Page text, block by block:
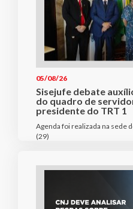
05/08/26
Sisejufe debate
do quadro de
presidente do TRT 1
Agenda foi realizada na sede
(29)